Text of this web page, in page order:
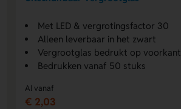
Met LED & vergrotingsfactor 30
Alleen leverbaar in het zwart
Vergrootglas bedrukt op voorkant
Bedrukken vanaf 50 stuks
Al vanaf
€ 2,03